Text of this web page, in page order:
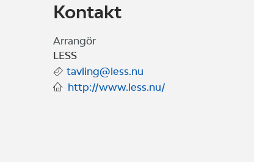
Kontakt
Arrangör
LESS
tavling@less.nu
http://www.less.nu/